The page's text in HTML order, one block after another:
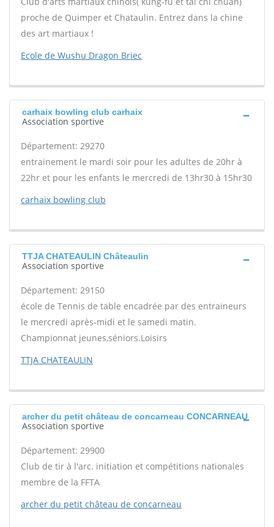
proche de Quimper et Chataulin. Entrez dans la chine
des art martiaux !
Ecole de Wushu Dragon Briec
carhaix bowling club carhaix
Association sportive
Département: 29270
entrainement le mardi soir pour les adultes de 20hr à
22hr et pour les enfants le mercredi de 13hr30 à 15hr30
carhaix bowling club
TTJA CHATEAULIN Châteaulin
Association sportive
Département: 29150
école de Tennis de table encadrée par des entraineurs
le mercredi après-midi et le samedi matin.
Championnat jeunes,séniors.Loisirs
TTJA CHATEAULIN
archer du petit château de concarneau CONCARNEAU
Association sportive
Département: 29900
Club de tir à l'arc. initiation et compétitions nationales
membre de la FFTA
archer du petit château de concarneau